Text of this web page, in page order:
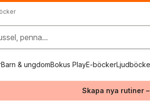
penna...
Barn & ungdomBokus PlayE-böcker
Skapa nya rutiner